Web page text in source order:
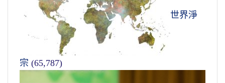
世界淨
宗 (65,787)